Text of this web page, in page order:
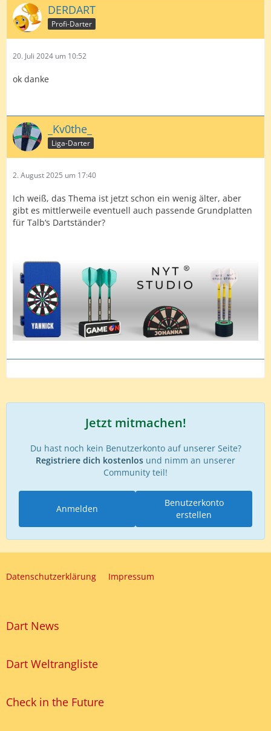
DERDART
Profi-Darter
20. Juli 2024 um 10:52
ok danke
_Kv0the_
Liga-Darter
2. August 2025 um 17:40
Ich weiß, das Thema ist jetzt schon ein wenig älter, aber
gibt es mittlerweile eventuell auch passende Grundplatten
für Talb‘s Dartständer?
Jetzt mitmachen!
Du hast noch kein Benutzerkonto auf unserer Seite?
Registriere dich kostenlos und nimm an unserer
Community teil!
Benutzerkonto
erstellen
Anmelden
Datenschutzerklärung Impressum
Dart News
Dart Weltrangliste
Check in the Future